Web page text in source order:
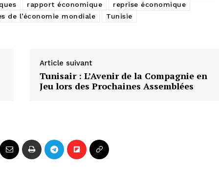
rapport économique
reprise économique
de l’économie mondiale
Tunisie
Article suivant
Tunisair : L’Avenir de la Compagnie en
Jeu lors des Prochaines Assemblées